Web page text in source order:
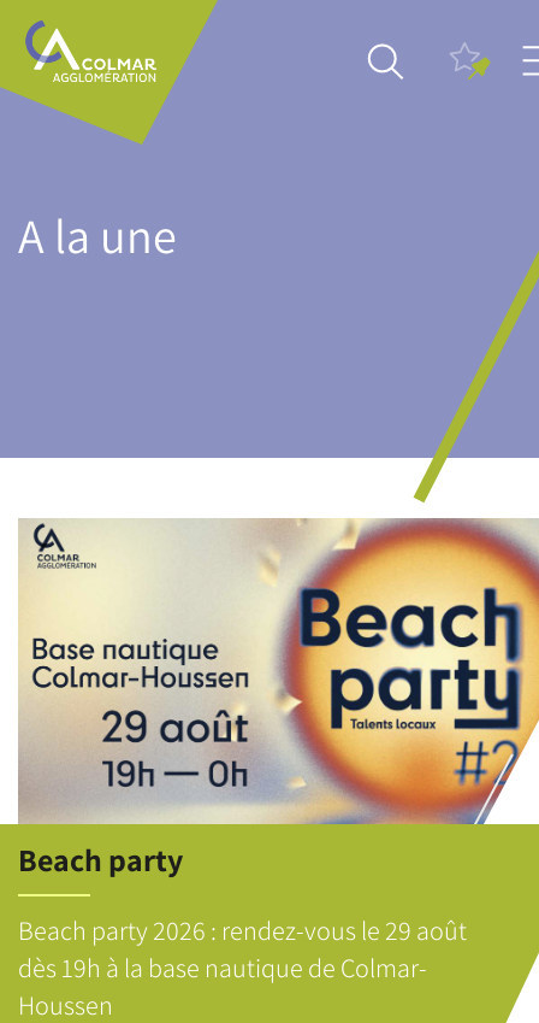
Aller
contenu
principal
Main
navigation
A la une
Beach party
Beach party 2026 : rendez-vous le 29 août
dès 19h à la base nautique de Colmar-
Houssen